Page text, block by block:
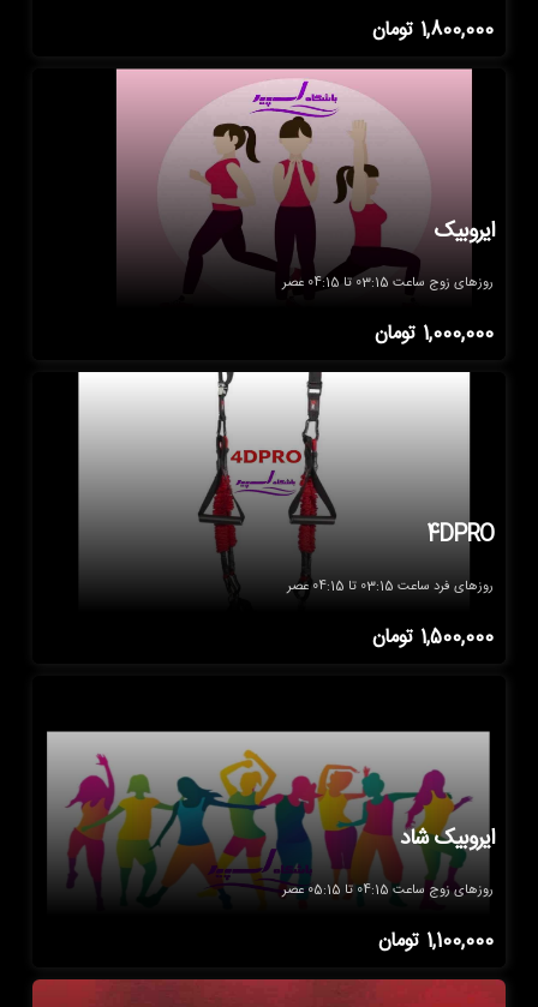
1,800,000 تومان
ایروبیک
روزهای زوج ساعت 03:15 تا 04:15 عصر
1,000,000 تومان
4DPRO
روزهای فرد ساعت 03:15 تا 04:15 عصر
1,500,000 تومان
ایروبیک شاد
روزهای زوج ساعت 04:15 تا 05:15 عصر
1,100,000 تومان